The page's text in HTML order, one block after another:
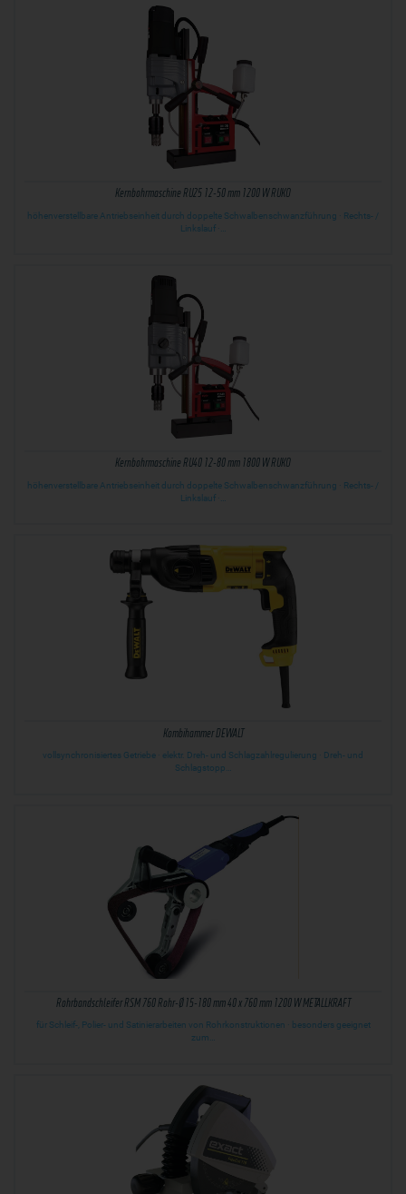
Kernbohrmaschine RU25 12-50 mm 1200 W RUKO
höhenverstellbare Antriebseinheit durch doppelte Schwalbenschwanzführung · Rechts- /
Linkslauf ·…
Kernbohrmaschine RU40 12-80 mm 1800 W RUKO
höhenverstellbare Antriebseinheit durch doppelte Schwalbenschwanzführung · Rechts- /
Linkslauf ·…
Kombihammer DEWALT
vollsynchronisiertes Getriebe · elektr. Dreh- und Schlagzahlregulierung · Dreh- und
Schlagstopp…
Rohrbandschleifer RSM 760 Rohr-Ø 15-180 mm 40 x 760 mm 1200 W METALLKRAFT
für Schleif-, Polier- und Satinierarbeiten von Rohrkonstruktionen · besonders geeignet
zum…